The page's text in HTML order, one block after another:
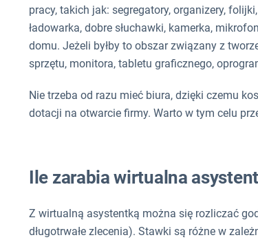
pracy, takich jak: segregatory, organizery,
ładowarka, dobre słuchawki, kamerka,
domu. Jeżeli byłby to obszar związany z
sprzętu, monitora, tabletu graficznego,
Nie trzeba od razu mieć biura, dzięki czemu
dotacji na otwarcie firmy. Warto w tym celu
Ile zarabia wirtualna
Z wirtualną asystentką można się rozliczać
długotrwałe zlecenia). Stawki są różne w